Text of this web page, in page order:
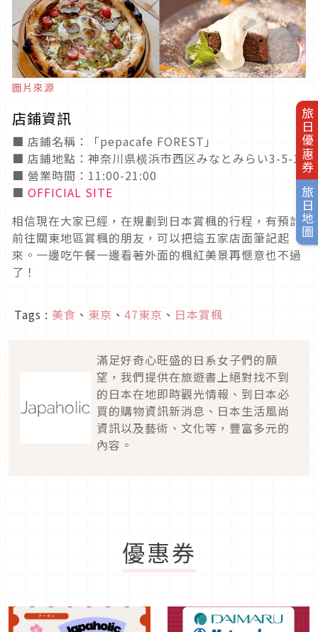
旅日優惠券
旅日地圖
圖片來源
店鋪資訊
■ 店鋪名稱：「pepacafe FOREST」
■ 店鋪地點：神奈川県横浜市西区みなとみらい3-5-1
■ 營業時間：11:00-21:00
■ OFFICIAL SITE
相信現在大家已經，在規劃到日本賞楓的行程，有預計
前往關東地區賞楓的朋友，可以把這五家店面筆記起
來。一邊吃午餐一邊看著外面的楓紅美景再愜意也不過
了！
Tags : 美食 、 東京 、 47東京 、 日本賞楓
滿足好奇心旺盛的日系女子們的願
望，我們提供在旅遊書上絕對找不到
的日本在地即時觀光情報、到日本必
買的購物資訊新消息、日本生活風尚
資訊以及藝術、文化等，豐富多元的
內容。
優惠券